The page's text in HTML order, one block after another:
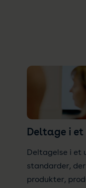
Deltage i
Deltagelse i et
standarder,
produkter,